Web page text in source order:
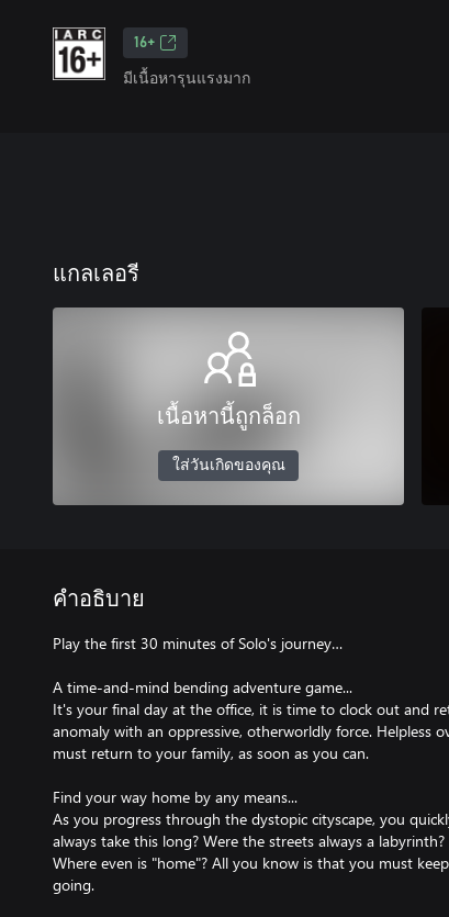
16+
มีเนื้อหารุนแรงมาก
แกลเลอรี
เนื้อหานี้ถูกล็อก
ใส่วันเกิดของคุณ
คำอธิบาย
Play the first 30 minutes of Solo's journey…
A time-and-mind bending adventure game...
It's your final day at the office, it is time to clock out and
anomaly with an oppressive, otherworldly force. Helpless
must return to your family, as soon as you can.
Find your way home by any means...
As you progress through the dystopic cityscape, you
always take this long? Were the streets always a labyrinth?
Where even is "home"? All you know is that you must
going.